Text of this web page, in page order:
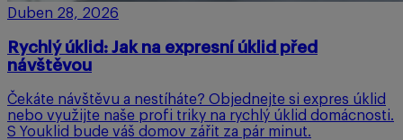
Duben 28, 2026
Rychlý úklid: Jak na expresní úklid před
návštěvou
Čekáte návštěvu a nestíháte? Objednejte si expres úklid
nebo využijte naše profi triky na rychlý úklid domácnosti.
S Youklid bude váš domov zářit za pár minut.